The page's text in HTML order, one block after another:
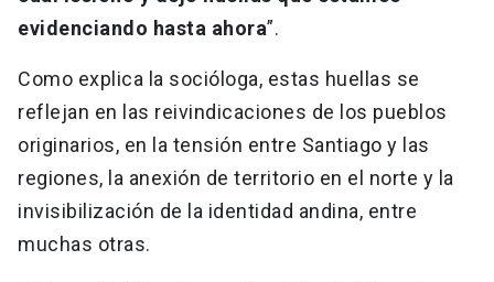
evidenciando hasta ahora”.
Como explica la socióloga, estas huellas se
reflejan en las reivindicaciones de los pueblos
originarios, en la tensión entre Santiago y las
regiones, la anexión de territorio en el norte y la
invisibilización de la identidad andina, entre
muchas otras.